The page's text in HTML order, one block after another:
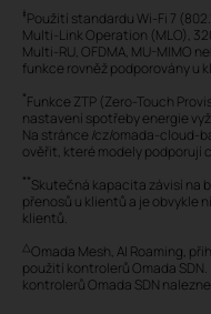
‡Použití standardu Wi-Fi 7
Multi-Link Operation (MLO),
Multi-RU, OFDMA, MU-MIMO
funkce rovněž podporovány u
*Funkce ZTP (Zero-Touch
nastavení spotřeby energie
Na stránce /cz/omada-cloud-
ověřit, které modely podporují
**Skutečná kapacita závisí na
přenosů u klientů a je obvykle
klientů.
△Omada Mesh, AI Roaming,
použití kontrolerů Omada
kontrolerů Omada SDN